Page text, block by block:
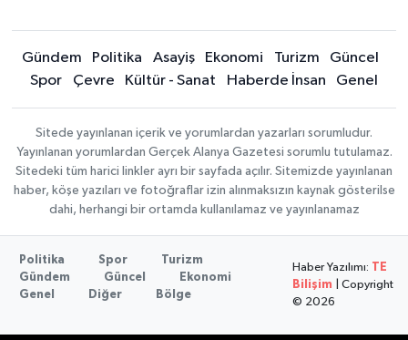
Gündem Politika Asayiş Ekonomi Turizm
Güncel
Spor
Çevre Kültür - Sanat Haberde İnsan Genel
Sitede yayınlanan içerik ve yorumlardan yazarları sorumludur.
Yayınlanan yorumlardan Gerçek Alanya Gazetesi sorumlu tutulamaz.
Sitedeki tüm harici linkler ayrı bir sayfada açılır. Sitemizde yayınlanan
haber, köşe yazıları ve fotoğraflar izin alınmaksızın kaynak gösterilse
dahi, herhangi bir ortamda kullanılamaz ve yayınlanamaz
Politika Spor
Turizm
Gündem
Güncel
Ekonomi
Genel
Diğer Bölge
Haber Yazılımı:
TE
Bilişim | Copyright
© 2026